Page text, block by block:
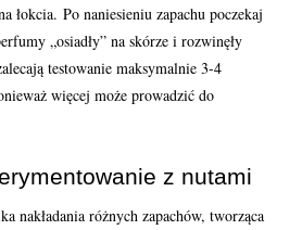
łokcia. Po naniesieniu zapachu poczekaj
„osiadły” na skórze i rozwinęły
testowanie maksymalnie 3-4
więcej może prowadzić do
z nutami
nakładania różnych zapachów, tworząca